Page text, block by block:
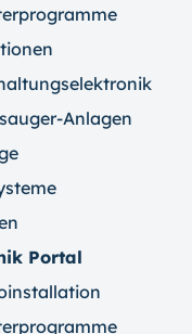
Anlagen
Portal